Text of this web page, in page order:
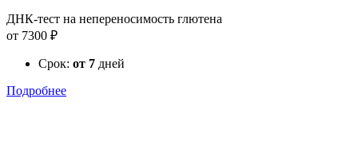
ДНК-тест на непереносимость глютена
от 7300 ₽
Срок: от 7 дней
Подробнее